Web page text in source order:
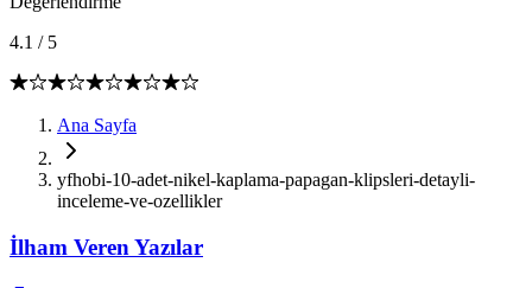
4.1 / 5
Ana Sayfa
yfhobi-10-adet-nikel-kaplama-papagan-klipsleri-detayli-
inceleme-ve-ozellikler
İlham Veren Yazılar